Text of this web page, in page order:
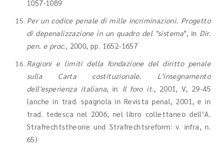
1057-1089
Per un codice penale di mille incriminazioni. Progetto
di depenalizzazione in un quadro del "sistema", in Dir.
pen. e proc., 2000, pp. 1652-1657
Ragioni e limiti della fondazione del diritto penale
sulla Carta costituzionale. L'insegnamento
dell'esperienza italiana, in Il foro it., 2001, V, 29-45
(anche in trad. spagnola in Revista penal, 2001, e in
trad. tedesca nel 2006, nel libro collettaneo dell’A.
Strafrechtstheorie und Strafrechtsreform: v. infra, n.
65)